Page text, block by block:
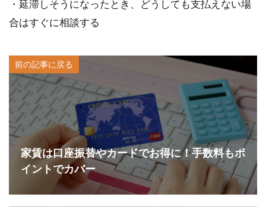
・延滞しそうになったとき、どうしても支払えない場
合はすぐに相談する
前の記事に戻る
家賃は口座振替やカードでお得に！手数料もポ
イントでカバー